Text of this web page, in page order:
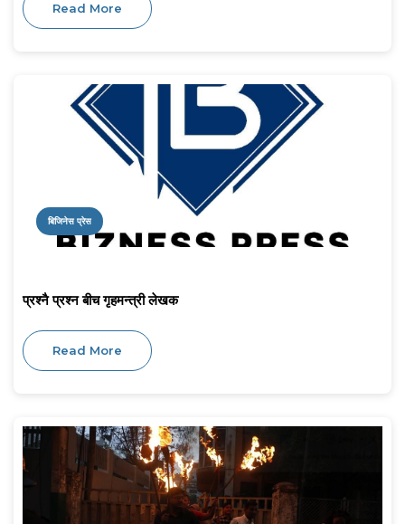
Read More
बिजिनेस प्रेस
प्रश्नै प्रश्न बीच गृहमन्त्री लेखक
Read More